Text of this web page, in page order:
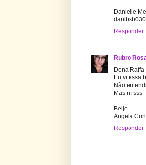
Danielle
Responder
Rubro
Dona Raffa
Eu vi essa
Não
Mas ri rsss
Beijo
Angela
Responder